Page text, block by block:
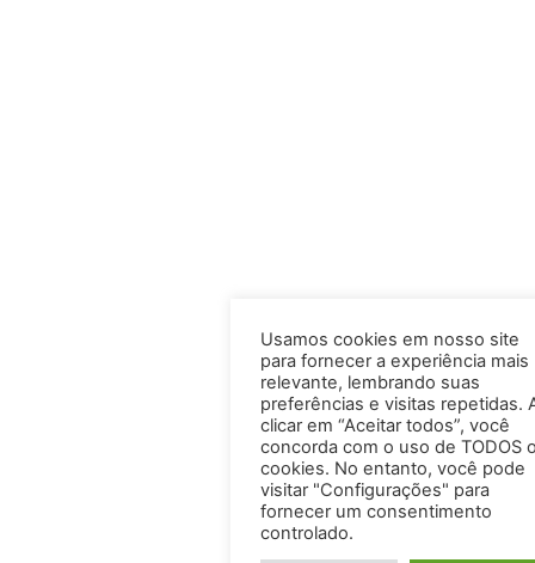
Usamos cookies em nosso site
para fornecer a experiência mais
relevante, lembrando suas
preferências e visitas repetidas.
clicar em “Aceitar todos”, você
concorda com o uso de TODOS
cookies. No entanto, você pode
visitar "Configurações" para
fornecer um consentimento
controlado.